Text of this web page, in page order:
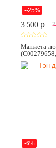
--25%
3 500 p
Манжета
-6%